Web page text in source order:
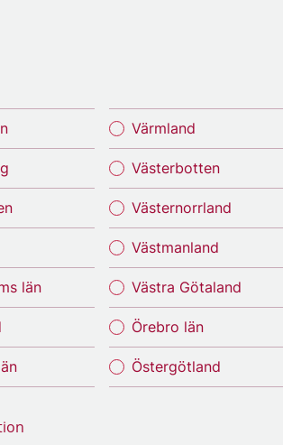
län
Värmland
Västerbotten
Västernorrland
Västmanland
Västra Götaland
Örebro län
Östergötland